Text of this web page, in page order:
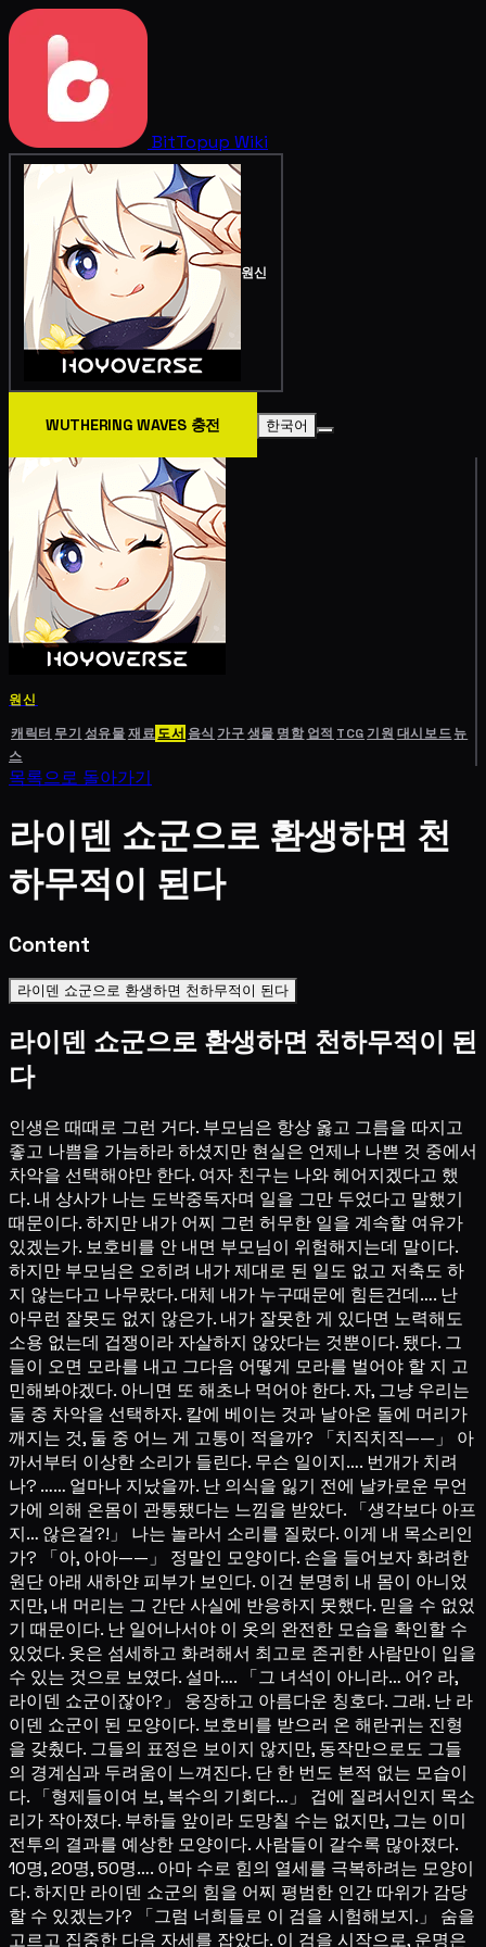
BitTopup Wiki
원신
WUTHERING WAVES 충전 한국어
원신
캐릭터 무기 성유물재료도서 음식 가구생물 명함 업적 TCG기원 대시보드뉴
스
목록으로 돌아가기
라이덴 쇼군으로 환생하면 천
하무적이 된다
Content
라이덴 쇼군으로 환생하면 천하무적이 된다
라이덴 쇼군으로 환생하면 천하무적이 된
다
인생은 때때로 그런 거다. 부모님은 항상 옳고 그름을 따지고
좋고 나쁨을 가늠하라 하셨지만 현실은 언제나 나쁜 것 중에서
차악을 선택해야만 한다. 여자 친구는 나와 헤어지겠다고 했
다. 내 상사가 나는 도박중독자며 일을 그만 두었다고 말했기
때문이다. 하지만 내가 어찌 그런 허무한 일을 계속할 여유가
있겠는가. 보호비를 안 내면 부모님이 위험해지는데 말이다.
하지만 부모님은 오히려 내가 제대로 된 일도 없고 저축도 하
지 않는다고 나무랐다. 대체 내가 누구때문에 힘든건데…. 난
아무런 잘못도 없지 않은가. 내가 잘못한 게 있다면 노력해도
소용 없는데 겁쟁이라 자살하지 않았다는 것뿐이다. 됐다. 그
들이 오면 모라를 내고 그다음 어떻게 모라를 벌어야 할 지 고
민해봐야겠다. 아니면 또 해초나 먹어야 한다. 자, 그냥 우리는
둘 중 차악을 선택하자. 칼에 베이는 것과 날아온 돌에 머리가
깨지는 것, 둘 중 어느 게 고통이 적을까? 「치직치직——」 아
까서부터 이상한 소리가 들린다. 무슨 일이지…. 번개가 치려
나? …… 얼마나 지났을까. 난 의식을 잃기 전에 날카로운 무언
가에 의해 온몸이 관통됐다는 느낌을 받았다. 「생각보다 아프
지… 않은걸?!」 나는 놀라서 소리를 질렀다. 이게 내 목소리인
가? 「아, 아아——」 정말인 모양이다. 손을 들어보자 화려한
원단 아래 새하얀 피부가 보인다. 이건 분명히 내 몸이 아니었
지만, 내 머리는 그 간단 사실에 반응하지 못했다. 믿을 수 없었
기 때문이다. 난 일어나서야 이 옷의 완전한 모습을 확인할 수
있었다. 옷은 섬세하고 화려해서 최고로 존귀한 사람만이 입을
수 있는 것으로 보였다. 설마…. 「그 녀석이 아니라… 어? 라,
라이덴 쇼군이잖아?」 웅장하고 아름다운 칭호다. 그래. 난 라
이덴 쇼군이 된 모양이다. 보호비를 받으러 온 해란귀는 진형
을 갖췄다. 그들의 표정은 보이지 않지만, 동작만으로도 그들
의 경계심과 두려움이 느껴진다. 단 한 번도 본적 없는 모습이
다. 「형제들이여 보, 복수의 기회다…」 겁에 질려서인지 목소
리가 작아졌다. 부하들 앞이라 도망칠 수는 없지만, 그는 이미
전투의 결과를 예상한 모양이다. 사람들이 갈수록 많아졌다.
10명, 20명, 50명…. 아마 수로 힘의 열세를 극복하려는 모양이
다. 하지만 라이덴 쇼군의 힘을 어찌 평범한 인간 따위가 감당
할 수 있겠는가? 「그럼 너희들로 이 검을 시험해보지.」 숨을
고르고 집중한 다음 자세를 잡았다. 이 검을 시작으로, 운명은